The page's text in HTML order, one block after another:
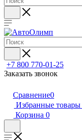
+7 800 770-01-25
Заказать звонок
Сравнение0
Избранные товары
Корзина 0